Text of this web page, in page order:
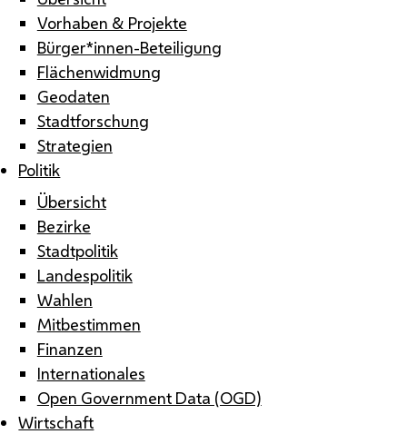
Vorhaben & Projekte
Bürger*innen-Beteiligung
Flächenwidmung
Geodaten
Stadtforschung
Strategien
Politik
Übersicht
Bezirke
Stadtpolitik
Landespolitik
Wahlen
Mitbestimmen
Finanzen
Internationales
Open Government Data (OGD)
Wirtschaft